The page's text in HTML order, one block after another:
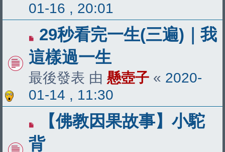
01-16 , 20:01
29秒看完一生(三遍)｜我
這樣過一生
最後發表 由 懸壺子 « 2020-
01-14 , 11:30
【佛教因果故事】小駝
背